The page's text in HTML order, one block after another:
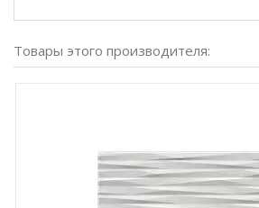
Товары этого производителя: